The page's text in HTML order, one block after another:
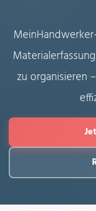
zu organisieren